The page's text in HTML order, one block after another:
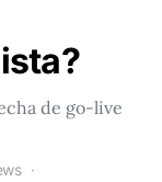
de go-live